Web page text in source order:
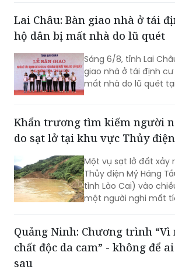
Lai Châu: Bàn giao nhà ở tái
hộ dân bị mất nhà do lũ quét
Sáng 6/8, tỉnh Lai
giao nhà ở tái định
mất nhà do lũ quét
Khẩn trương tìm kiếm người
do sạt lở tại khu vực Thủy
Một vụ sạt lở đất xảy
Thủy điện Mý Háng
tỉnh Lào Cai) vào
một người nghi mất
Quảng Ninh: Chương trình “Vì
chất độc da cam” - không để
sau